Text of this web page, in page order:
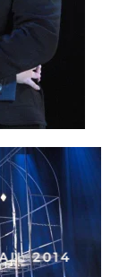
2014